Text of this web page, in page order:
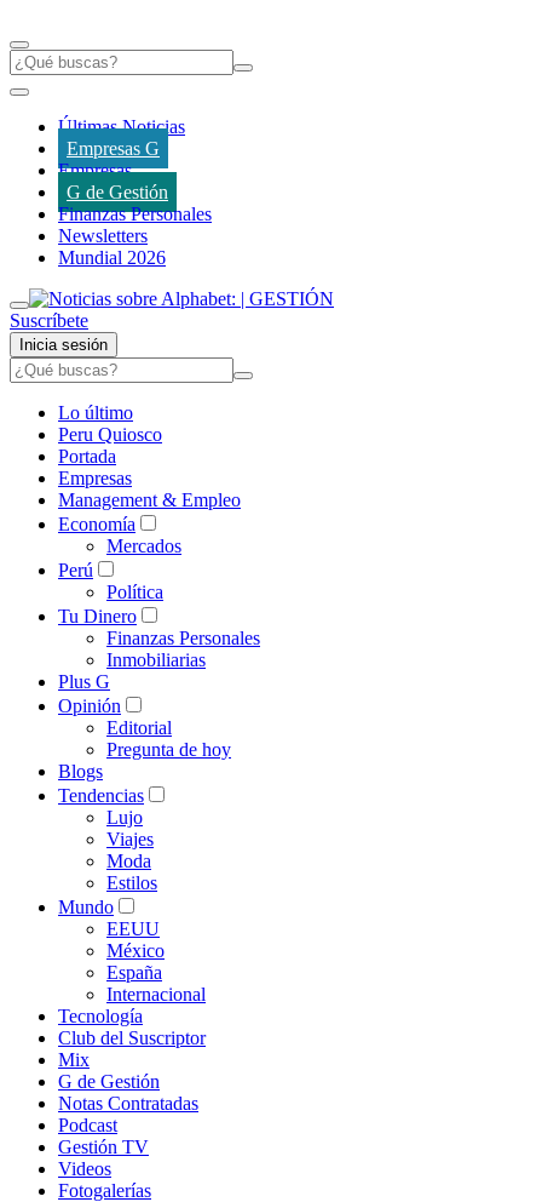
Últimas Noticias
Empresas G
Empresas
G de Gestión
Finanzas Personales
Newsletters
Mundial 2026
Suscríbete
Inicia sesión
Lo último
Peru Quiosco
Portada
Empresas
Management & Empleo
Economía
Mercados
Perú
Política
Tu Dinero
Finanzas Personales
Inmobiliarias
Plus G
Opinión
Editorial
Pregunta de hoy
Blogs
Tendencias
Lujo
Viajes
Moda
Estilos
Mundo
EEUU
México
España
Internacional
Tecnología
Club del Suscriptor
Mix
G de Gestión
Notas Contratadas
Podcast
Gestión TV
Videos
Fotogalerías